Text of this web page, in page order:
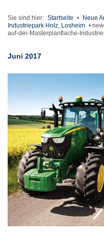
Sie sind hier: Startseite •
Neue
Industriepark Holz, Losheim •
auf-der-Masterplanflache-
Juni 2017